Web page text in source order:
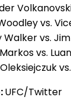
vs.
Walker vs.
vs.
UFC/Twitter